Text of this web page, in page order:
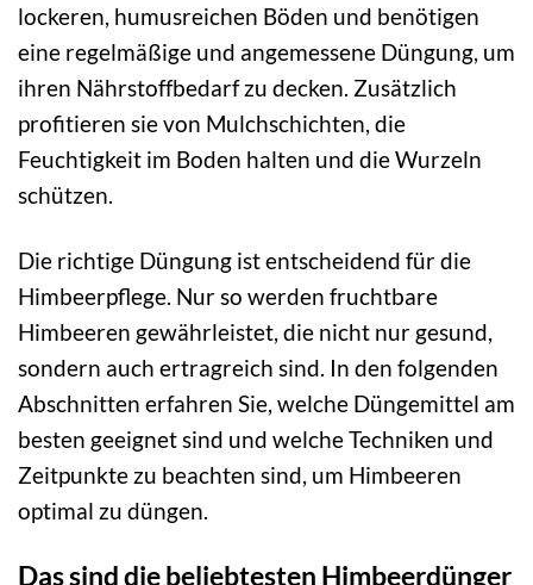
lockeren, humusreichen Böden und benötigen
eine regelmäßige und angemessene Düngung, um
ihren Nährstoffbedarf zu decken. Zusätzlich
profitieren sie von Mulchschichten, die
Feuchtigkeit im Boden halten und die Wurzeln
schützen.
Die richtige Düngung ist entscheidend für die
Himbeerpflege. Nur so werden fruchtbare
Himbeeren gewährleistet, die nicht nur gesund,
sondern auch ertragreich sind. In den folgenden
Abschnitten erfahren Sie, welche Düngemittel am
besten geeignet sind und welche Techniken und
Zeitpunkte zu beachten sind, um Himbeeren
optimal zu düngen.
Das sind die beliebtesten Himbeerdünger